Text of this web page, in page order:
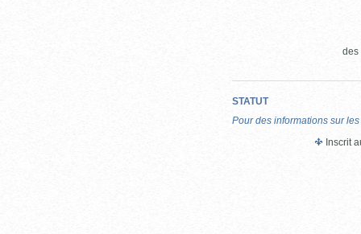
des
STATUT
Pour des informations sur
Inscrit